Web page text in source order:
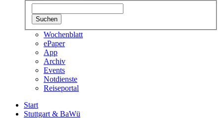
Wochenblatt
ePaper
App
Archiv
Events
Notdienste
Reiseportal
Start
Stuttgart & BaWü